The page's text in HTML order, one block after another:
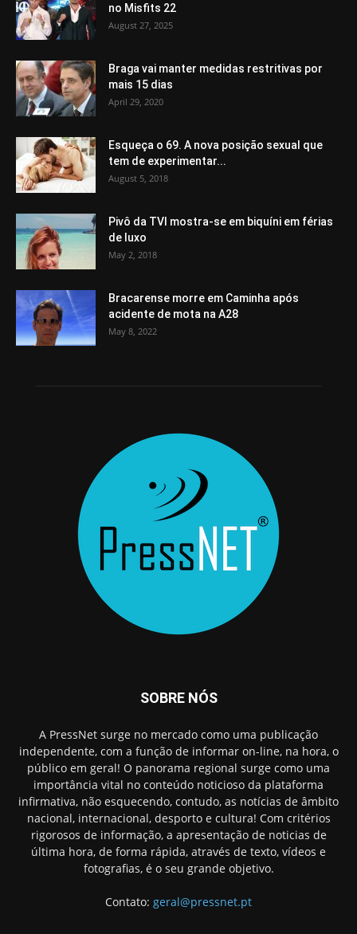
no Misfits 22
August 27, 2025
Braga vai manter medidas restritivas por
mais 15 dias
April 29, 2020
Esqueça o 69. A nova posição sexual que
tem de experimentar...
August 5, 2018
Pivô da TVI mostra-se em biquíni em férias
de luxo
May 2, 2018
Bracarense morre em Caminha após
acidente de mota na A28
May 8, 2022
SOBRE NÓS
A PressNet surge no mercado como uma publicação
independente, com a função de informar on-line, na hora, o
público em geral! O panorama regional surge como uma
importância vital no conteúdo noticioso da plataforma
infirmativa, não esquecendo, contudo, as notícias de âmbito
nacional, internacional, desporto e cultura! Com critérios
rigorosos de informação, a apresentação de noticias de
última hora, de forma rápida, através de texto, vídeos e
fotografias, é o seu grande objetivo.
Contato: geral@pressnet.pt